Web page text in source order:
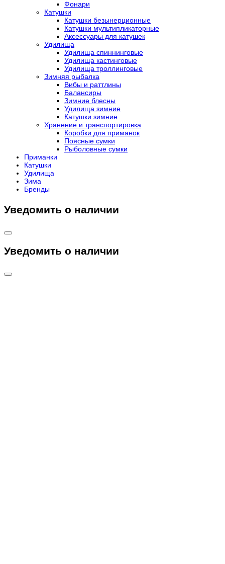
Фонари
Катушки
Катушки безынерционные
Катушки мультипликаторные
Аксессуары для катушек
Удилища
Удилища спиннинговые
Удилища кастинговые
Удилища троллинговые
Зимняя рыбалка
Вибы и раттлины
Балансиры
Зимние блесны
Удилища зимние
Катушки зимние
Хранение и транспортировка
Коробки для приманок
Поясные сумки
Рыболовные сумки
Приманки
Катушки
Удилища
Зима
Бренды
Уведомить о наличии
Уведомить о наличии